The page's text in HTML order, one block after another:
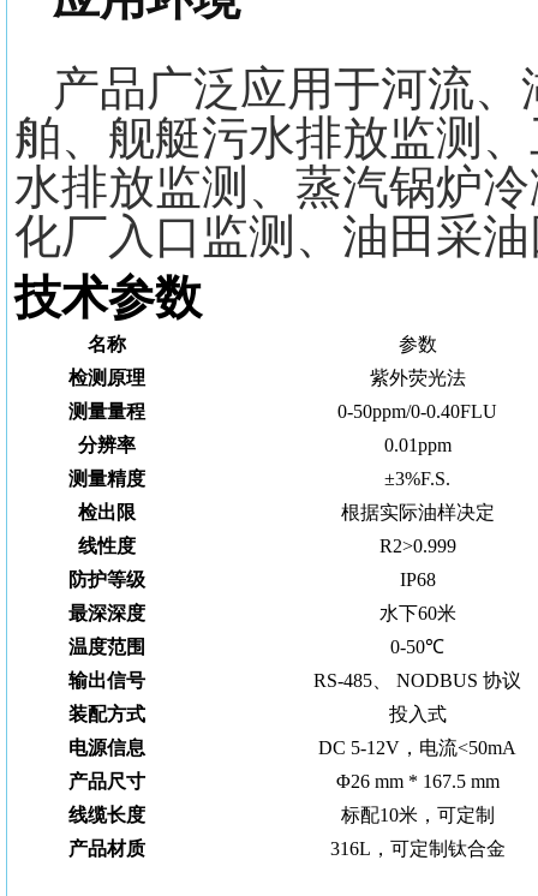
产品广泛应用于河流
舶、舰艇污水排放监测 、
水排放监测 、 蒸汽锅炉
化厂入口监测 、 油田采
技术参数
名称
参数
检测原理
紫外荧光法
测量量程
0-50ppm/0-0.40FLU
分辨率
0.01ppm
测量精度
±3%F.S.
检出限
根据实际油样决定
线性度
R2>0.999
防护等级
IP68
最深深度
水下60米
温度范围
0-50℃
输出信号
RS-485、 NODBUS 协议
装配方式
投入式
电源信息
DC 5-12V，电流<50mA
产品尺寸
Φ26 mm * 167.5 mm
线缆长度
标配10米，可定制
产品材质
316L，可定制 钛合金